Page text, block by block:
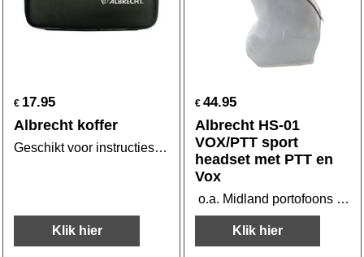
€ 17.95
Albrecht koffer
Geschikt voor instructiesets
Klik hier
€ 44.95
Albrecht HS-01
VOX/PTT sport
headset met PTT en
Vox
o.a. Midland portofoons G5-G7-G8-G9-G12-XT line
Klik hier